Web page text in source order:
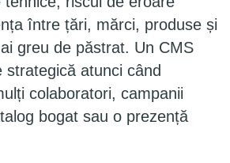
între țări, mărci, produse și
greu de păstrat. Un CMS
strategică atunci când
colaboratori, campanii
bogat sau o prezență